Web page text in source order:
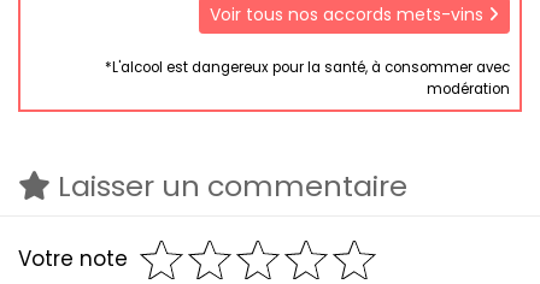
Voir tous nos accords mets-vins
*L'alcool est dangereux pour la santé, à consommer avec
modération
Laisser un commentaire
Votre note